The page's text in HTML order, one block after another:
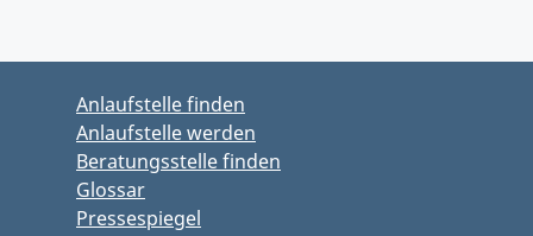
Anlaufstelle finden
Anlaufstelle werden
Beratungsstelle finden
Glossar
Pressespiegel